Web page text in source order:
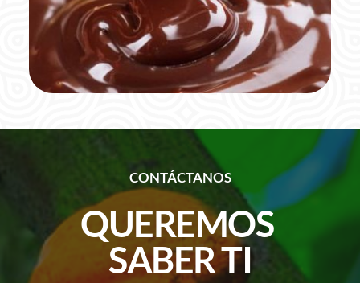
CONTÁCTANOS
QUEREMOS
SABER TI